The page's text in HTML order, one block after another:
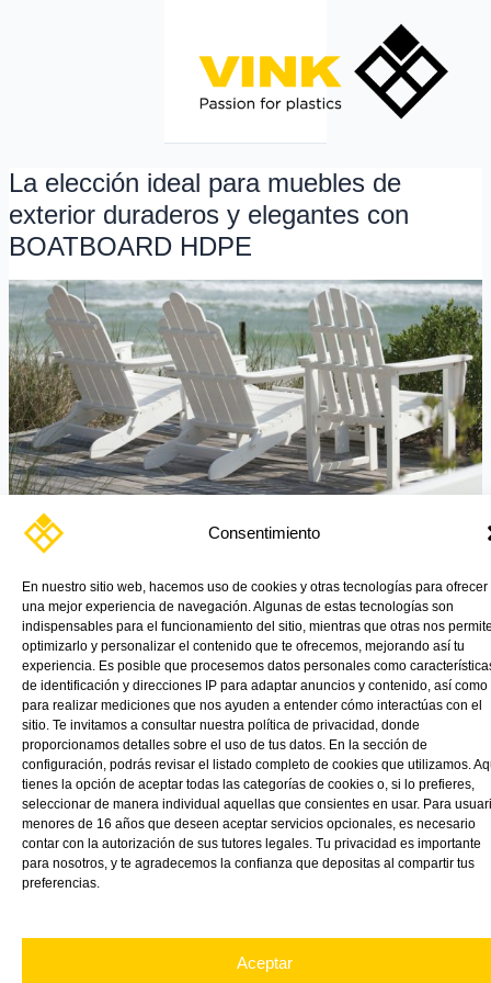
Consentimiento
En nuestro sitio web, hacemos uso de cookies y otras tecnologías para ofrecer
una mejor experiencia de navegación. Algunas de estas tecnologías son
indispensables para el funcionamiento del sitio, mientras que otras nos
optimizarlo y personalizar el contenido que te ofrecemos, mejorando así tu
experiencia. Es posible que procesemos datos personales como
de identificación y direcciones IP para adaptar anuncios y contenido, así como
para realizar mediciones que nos ayuden a entender cómo interactúas con el
sitio. Te invitamos a consultar nuestra política de privacidad, donde
proporcionamos detalles sobre el uso de tus datos. En la sección de
configuración, podrás revisar el listado completo de cookies que utilizamos.
tienes la opción de aceptar todas las categorías de cookies o, si lo prefieres,
seleccionar de manera individual aquellas que consientes en usar. Para
menores de 16 años que deseen aceptar servicios opcionales, es necesario
contar con la autorización de sus tutores legales. Tu privacidad es importante
para nosotros, y te agradecemos la confianza que depositas al compartir tus
preferencias.
Aceptar
La elección ideal para muebles de
exterior duraderos y elegantes con
BOATBOARD HDPE
HDPE BOATBOARD
La
elección
ideal
para
muebles
de
exterior
duraderos
y
elegantes
con
BOATBOARD
HDPE
Read More »